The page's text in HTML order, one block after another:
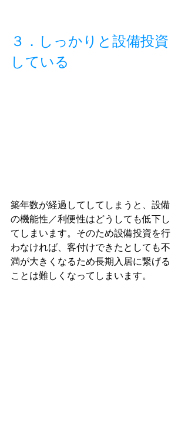
３．しっかりと設備投資
している
築年数が経過してしてしまうと、設備
の機能性／利便性はどうしても低下し
てしまいます。そのため設備投資を行
わなければ、客付けできたとしても不
満が大きくなるため長期入居に繋げる
ことは難しくなってしまいます。